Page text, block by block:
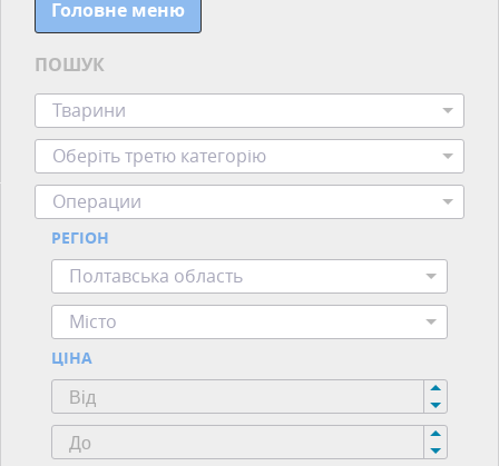
Головне меню
ПОШУК
Тварини
Оберіть третю категорію
Операции
РЕГІОН
Полтавська область
Місто
ЦІНА